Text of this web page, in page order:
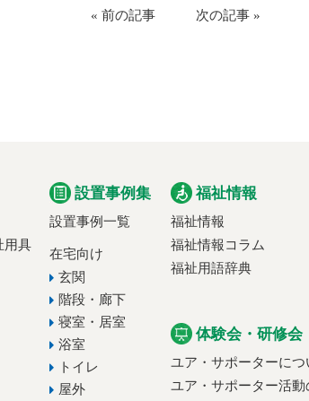
« 前の記事 次の記事 »
用具
設置事例集
設置事例一覧
在宅向け
玄関
階段・廊下
寝室・居室
浴室
トイレ
屋外
福祉情報
福祉情報
福祉情報コラム
福祉用語辞典
体験会・研修会
ユア・サポーターにつ
ユア・サポーター活動